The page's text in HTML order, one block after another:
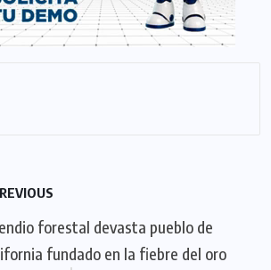
forestal devasta pueblo de
fundado en la fiebre del oro